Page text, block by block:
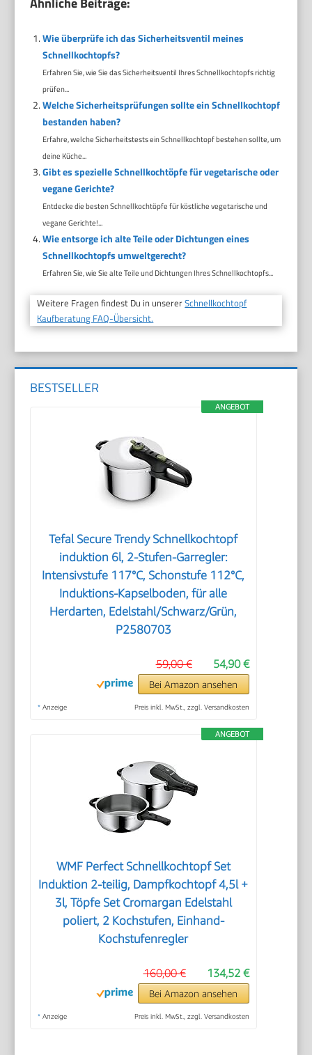
Wie überprüfe ich das Sicherheitsventil meines
Schnellkochtopfs?
Erfahren Sie, wie Sie das Sicherheitsventil Ihres Schnellkochtopfs richtig
prüfen...
Welche Sicherheitsprüfungen sollte ein Schnellkochtopf
bestanden haben?
Erfahre, welche Sicherheitstests ein Schnellkochtopf bestehen sollte, um
deine Küche...
Gibt es spezielle Schnellkochtöpfe für vegetarische oder
vegane Gerichte?
Entdecke die besten Schnellkochtöpfe für köstliche vegetarische und
vegane Gerichte!...
Wie entsorge ich alte Teile oder Dichtungen eines
Schnellkochtopfs umweltgerecht?
Erfahren Sie, wie Sie alte Teile und Dichtungen Ihres Schnellkochtopfs...
Weitere Fragen findest Du in unsererSchnellkochtopf
Kaufberatung FAQ-Übersicht.
BESTSELLER
ANGEBOT
Tefal Secure Trendy Schnellkochtopf
induktion 6l, 2-Stufen-Garregler:
Intensivstufe 117°C, Schonstufe 112°C,
Induktions-Kapselboden, für alle
Herdarten, Edelstahl/Schwarz/Grün,
P2580703
54,90 €
59,00 €
Bei Amazon ansehen
* Anzeige Preis inkl. MwSt., zzgl. Versandkosten
ANGEBOT
WMF Perfect Schnellkochtopf Set
Induktion 2-teilig, Dampfkochtopf 4,5l +
3l, Töpfe Set Cromargan Edelstahl
poliert, 2 Kochstufen, Einhand-
Kochstufenregler
134,52 €
160,00 €
Bei Amazon ansehen
* Anzeige Preis inkl. MwSt., zzgl. Versandkosten